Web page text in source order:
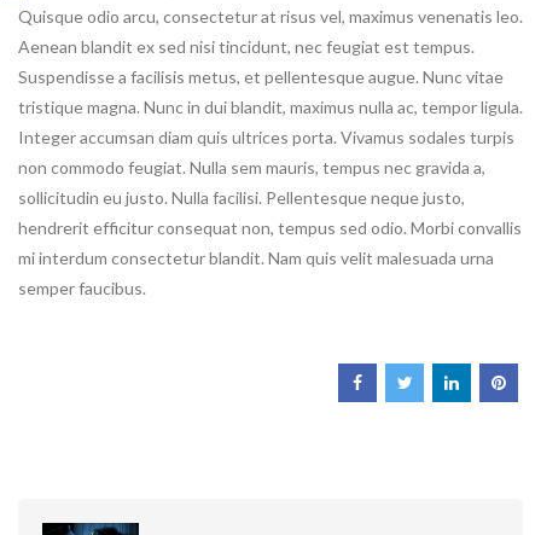
Quisque odio arcu, consectetur at risus vel, maximus venenatis leo.
Aenean blandit ex sed nisi tincidunt, nec feugiat est tempus.
Suspendisse a facilisis metus, et pellentesque augue. Nunc vitae
tristique magna. Nunc in dui blandit, maximus nulla ac, tempor ligula.
Integer accumsan diam quis ultrices porta. Vivamus sodales turpis
non commodo feugiat. Nulla sem mauris, tempus nec gravida a,
sollicitudin eu justo. Nulla facilisi. Pellentesque neque justo,
hendrerit efficitur consequat non, tempus sed odio. Morbi convallis
mi interdum consectetur blandit. Nam quis velit malesuada urna
semper faucibus.